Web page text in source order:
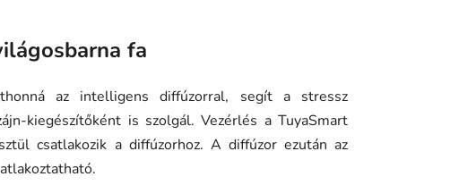
fa
az intelligens diffúzorral, segít a stressz
kiegészítőként is szolgál. Vezérlés a TuyaSmart
csatlakozik a diffúzorhoz. A diffúzor ezután az